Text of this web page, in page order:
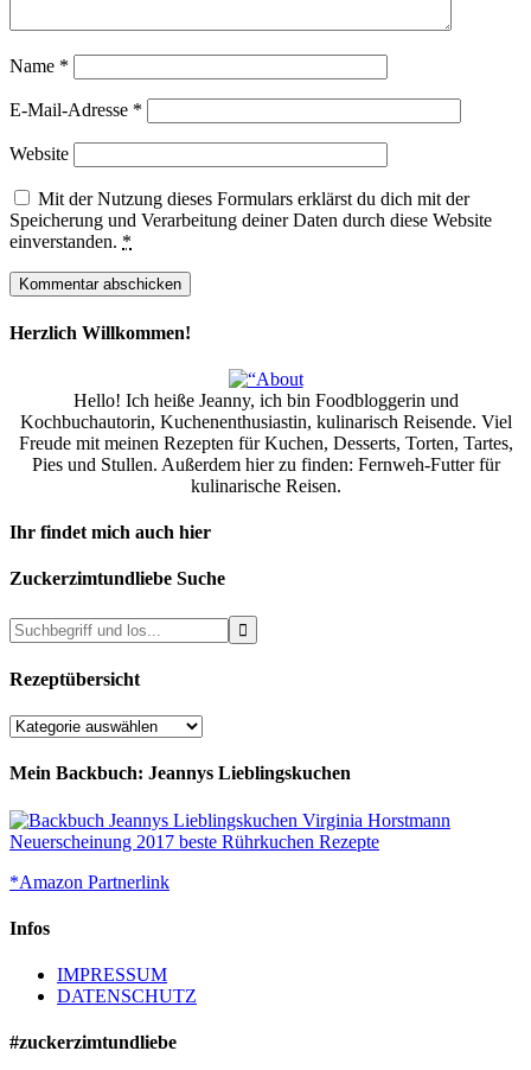
Name *
E-Mail-Adresse *
Website
Mit der Nutzung dieses Formulars erklärst du dich mit der
Speicherung und Verarbeitung deiner Daten durch diese Website
einverstanden. *
Herzlich Willkommen!
Hello! Ich heiße Jeanny, ich bin Foodbloggerin und
Kochbuchautorin, Kuchenenthusiastin, kulinarisch Reisende. Viel
Freude mit meinen Rezepten für Kuchen, Desserts, Torten, Tartes,
Pies und Stullen. Außerdem hier zu finden: Fernweh-Futter für
kulinarische Reisen.
Ihr findet mich auch hier
Zuckerzimtundliebe Suche
Rezeptübersicht
Rezeptübersicht
Mein Backbuch: Jeannys Lieblingskuchen
*Amazon Partnerlink
Infos
IMPRESSUM
DATENSCHUTZ
#zuckerzimtundliebe